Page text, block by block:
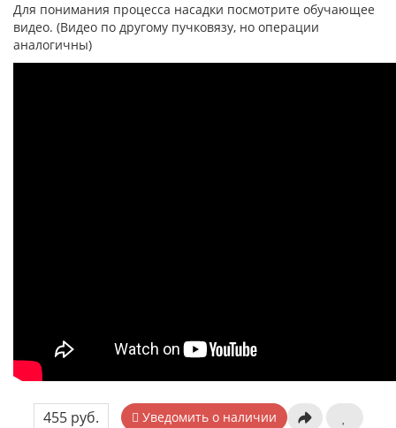
Для понимания процесса насадки посмотрите обучающее
видео. (Видео по другому пучковязу, но операции
аналогичны)
455 руб. Уведомить о наличии